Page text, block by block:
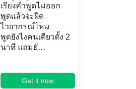
เรียงคำพูดไม่ออก
พูดแล้วจะผิด
ไวยากรณ์ไหม
พูดยังไงคนเดียวตั้ง 2
นาที แถมยั…
Get it now